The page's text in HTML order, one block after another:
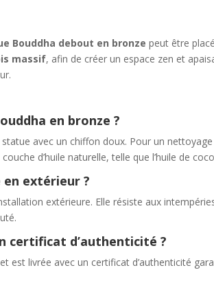
Bouddha debout en bronze peut être
massif, afin de créer un espace zen et
en bronze ?
avec un chiffon doux. Pour un
d’huile naturelle, telle que l’huile de
extérieur ?
extérieure. Elle résiste aux
certificat d’authenticité ?
est livrée avec un certificat d’authenticité